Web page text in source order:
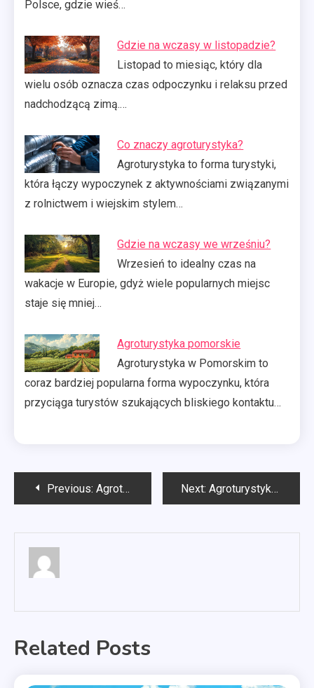
Polsce, gdzie wieś…
Gdzie na wczasy w listopadzie?
Listopad to miesiąc, który dla
wielu osób oznacza czas odpoczynku i relaksu przed
nadchodzącą zimą.…
Co znaczy agroturystyka?
Agroturystyka to forma turystyki,
która łączy wypoczynek z aktywnościami związanymi
z rolnictwem i wiejskim stylem…
Gdzie na wczasy we wrześniu?
Wrzesień to idealny czas na
wakacje w Europie, gdyż wiele popularnych miejsc
staje się mniej…
Agroturystyka pomorskie
Agroturystyka w Pomorskim to
coraz bardziej popularna forma wypoczynku, która
przyciąga turystów szukających bliskiego kontaktu…
Nawigacja
Previous: Agroturystyka jakie warunki trzeba spelnić? Next: Agroturystyka co to znaczy?
Related Posts